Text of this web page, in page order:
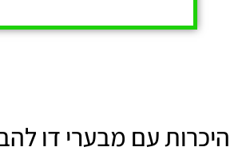
היכרות עם מבערי דו